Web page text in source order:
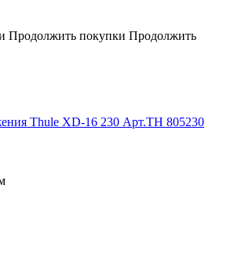
Продолжить покупки Продолжить
Thule XD-16 230 Арт.TH 805230